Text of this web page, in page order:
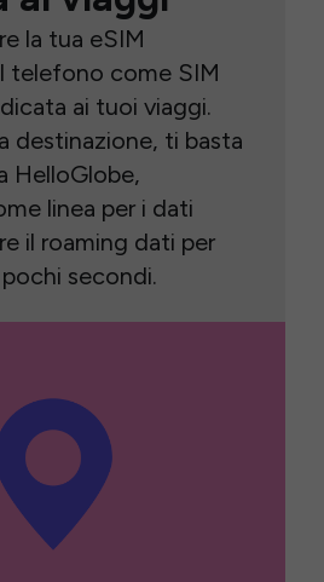
la tua eSIM
telefono come SIM
ai tuoi viaggi.
destinazione, ti basta
HelloGlobe,
linea per i dati
il roaming dati per
secondi.